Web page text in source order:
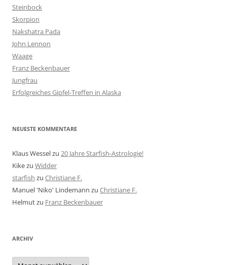
Steinbock
Skorpion
Nakshatra Pada
John Lennon
Waage
Franz Beckenbauer
Jungfrau
Erfolgreiches Gipfel-Treffen in Alaska
NEUESTE KOMMENTARE
Klaus Wesselzu 20 Jahre Starfish-Astrologie!
Kikezu Widder
starfish zu Christiane F.
Manuel 'Niko' Lindemann zu Christiane F.
Helmutzu Franz Beckenbauer
ARCHIV
Archiv